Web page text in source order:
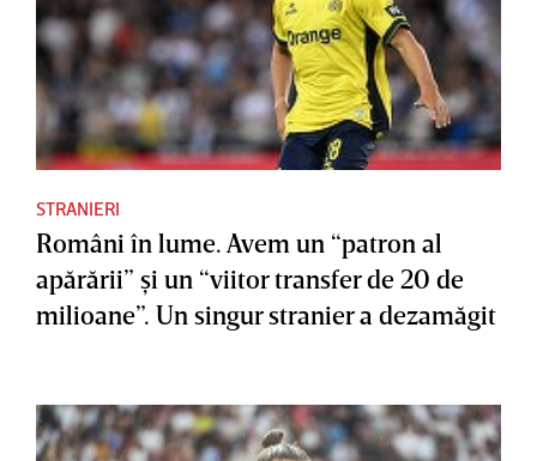
STRANIERI
Români în lume. Avem un “patron al
apărării” şi un “viitor transfer de 20 de
milioane”. Un singur stranier a dezamăgit